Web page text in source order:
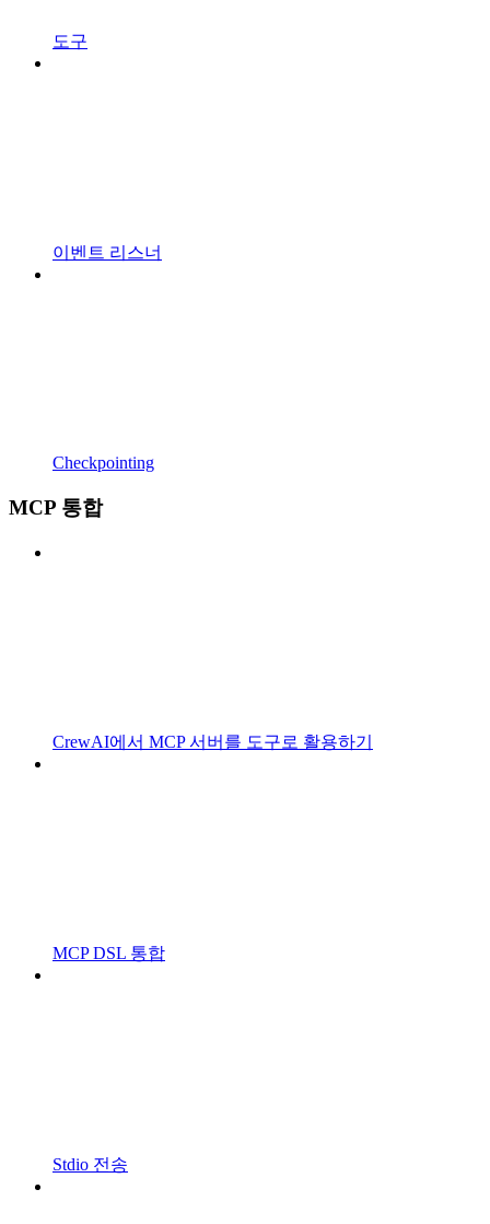
도구
이벤트 리스너
Checkpointing
MCP 통합
CrewAI에서 MCP 서버를 도구로 활용하기
MCP DSL 통합
Stdio 전송